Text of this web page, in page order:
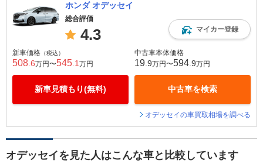
ホンダ オデッセイ
総合評価
4.3 マイカー登録
新車価格 （税込）
508 .6万円〜545 .1 万円
新車見積もり(無料)
中古車本体価格
19 .9万円〜594 .9万円
中古車を検索
オデッセイの車買取相場を調べる
オデッセイを見た人はこんな車と比較しています